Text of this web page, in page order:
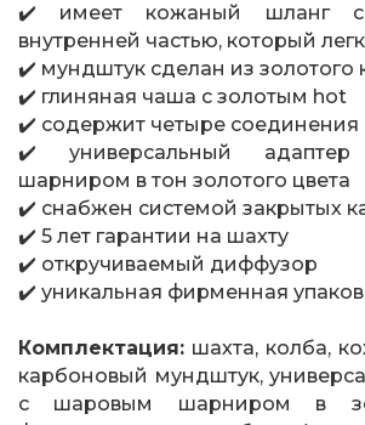
✔️ имеет кожаный шланг с
внутренней частью, который
✔️ мундштук сделан из золотого
✔️ глиняная чаша с золотым hot
✔️ содержит четыре соединения
✔️ универсальный
шарниром в тон золотого цвета
✔️ снабжен системой закрытых
✔️ 5 лет гарантии на шахту
✔️ откручиваемый диффузор
✔️ уникальная фирменная
Комплектация: шахта, колба,
карбоновый мундштук,
с шаровым шарниром в